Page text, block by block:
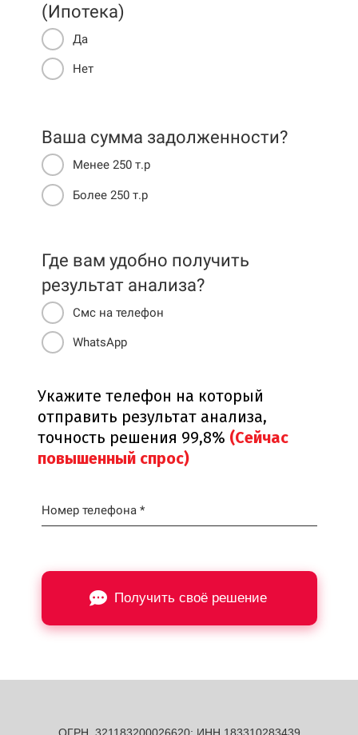
(Ипотека)
Да
Нет
Ваша сумма задолженности?
Менее 250 т.р
Более 250 т.р
Где вам удобно получить
результат анализа?
Смс на телефон
WhatsApp
Укажите телефон на который
отправить результат анализа,
точность решения 99,8% (Сейчас
повышенный спрос)
Номер телефона *
Получить своё решение